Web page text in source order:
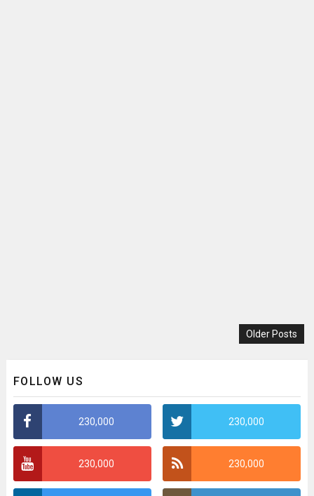
Older Posts
FOLLOW US
230,000 230,000
230,000 230,000